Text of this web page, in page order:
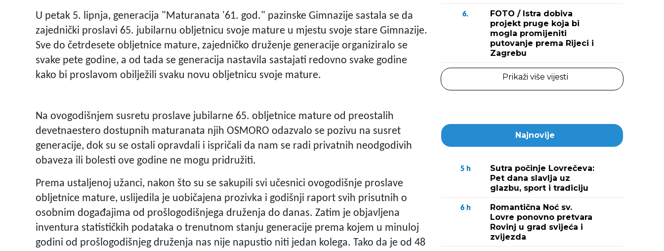
U petak 5. lipnja, generacija "Maturanata '61. god." pazinske Gimnazije sastala se da
zajednički proslavi 65. jubilarnu obljetnicu svoje mature u mjestu svoje stare Gimnazije.
Sve do četrdesete obljetnice mature, zajedničko druženje generacije organiziralo se
svake pete godine, a od tada se generacija nastavila sastajati redovno svake godine
kako bi proslavom obilježili svaku novu obljetnicu svoje mature.
Na ovogodišnjem susretu proslave jubilarne 65. obljetnice mature od preostalih
devetnaestero dostupnih maturanata njih OSMORO odazvalo se pozivu na susret
generacije, dok su se ostali opravdali i ispričali da nam se radi privatnih neodgodivih
obaveza ili bolesti ove godine ne mogu pridružiti.
Prema ustaljenoj užanci, nakon što su se sakupili svi učesnici ovogodišnje proslave
obljetnice mature, uslijedila je uobičajena prozivka i godišnji raport svih prisutnih o
osobnim događajima od prošlogodišnjega druženja do danas. Zatim je objavljena
inventura statističkih podataka o trenutnom stanju generacije prema kojem u minuloj
godini od prošlogodišnjeg druženja nas nije napustio niti jedan kolega. Tako da je od 48
6.
FOTO / Istra dobiva
projekt pruge koja bi
mogla promijeniti
putovanje prema Rijeci i
Zagrebu
Prikaži više vijesti
Najnovije
5 h
Sutra počinje Lovrečeva:
Pet dana slavlja uz
glazbu, sport i tradiciju
6 h
Romantična Noć sv.
Lovre ponovno pretvara
Rovinj u grad svijeća i
zvijezda